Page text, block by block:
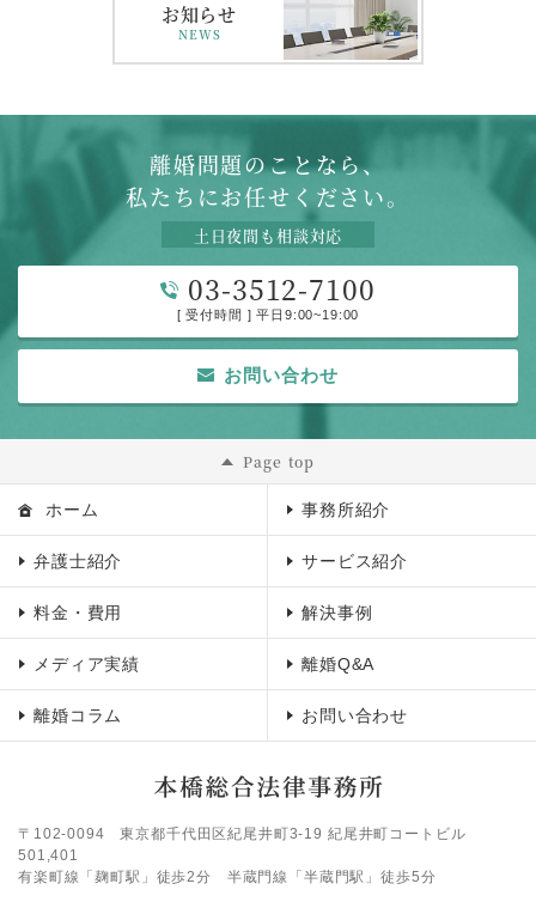
お知らせ
NEWS
離婚問題のことなら、
私たちにお任せください。
土日夜間も相談対応
03-3512-7100
[ 受付時間 ] 平日9:00~19:00
お問い合わせ
Page top
ホーム 事務所紹介
弁護士紹介 サービス紹介
料金・費用 解決事例
メディア実績 離婚Q&A
離婚コラム お問い合わせ
〒102-0094東京都千代田区紀尾井町3-19 紀尾井町コートビル
501,401
有楽町線「麹町駅」徒歩2分 半蔵門線「半蔵門駅」徒歩5分